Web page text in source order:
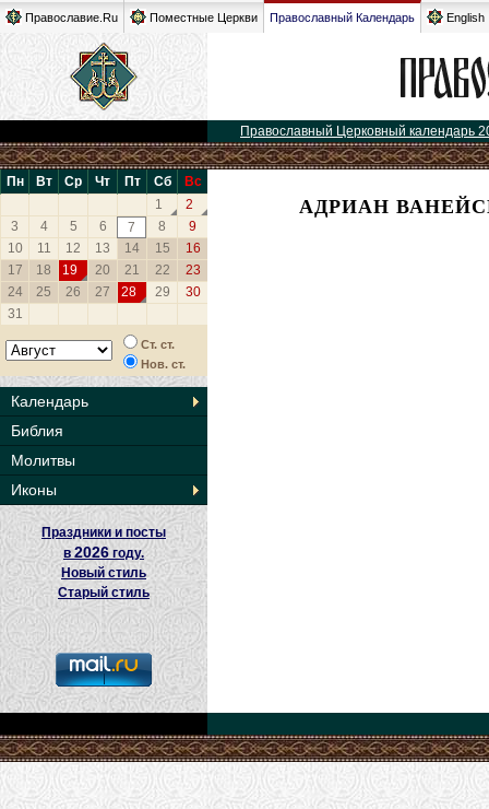
Православие.Ru Поместные Церкви Православный Календарь English
Православный Церковный календарь
Пн Вт Ср Чт Пт Сб
Вс
1
2
3
4 5 6 7 8
9
10
11 12 13 14 15
16
17
18 19 20 21 22
23
24
25 26 27 28 29
30
31
Ст. ст.
Нов. ст.
Календарь
Библия
Молитвы
Иконы
Праздники и посты
в2026 году.
Новый стиль
Старый стиль
АДРИАН